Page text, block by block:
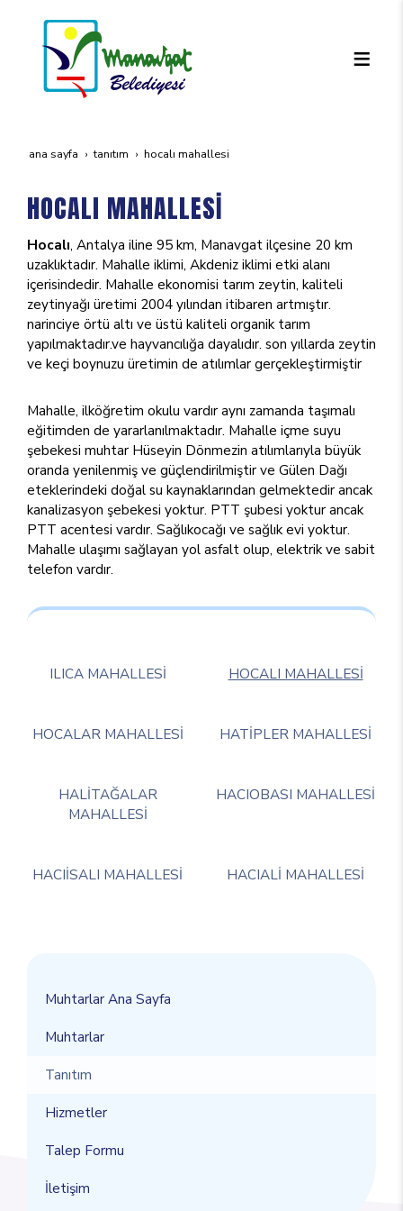
ana sayfa tanıtım hocali mahallesi̇
HOCALI MAHALLESİ
Hocalı, Antalya iline 95 km, Manavgat ilçesine 20 km
uzaklıktadır. Mahalle iklimi, Akdeniz iklimi etki alanı
içerisindedir. Mahalle ekonomisi tarım zeytin, kaliteli
zeytinyağı üretimi 2004 yılından itibaren artmıştır.
narinciye örtü altı ve üstü kaliteli organik tarım
yapılmaktadır.ve hayvancılığa dayalıdır. son yıllarda zeytin
ve keçi boynuzu üretimin de atılımlar gerçekleştirmiştir
Mahalle, ilköğretim okulu vardır aynı zamanda taşımalı
eğitimden de yararlanılmaktadır. Mahalle içme suyu
şebekesi muhtar Hüseyin Dönmezin atılımlarıyla büyük
oranda yenilenmiş ve güçlendirilmiştir ve Gülen Dağı
eteklerindeki doğal su kaynaklarından gelmektedir ancak
kanalizasyon şebekesi yoktur. PTT şubesi yoktur ancak
PTT acentesi vardır. Sağlıkocağı ve sağlık evi yoktur.
Mahalle ulaşımı sağlayan yol asfalt olup, elektrik ve sabit
telefon vardır.
ILICA MAHALLESİ HOCALI MAHALLESİ
HOCALAR MAHALLESİ HATİPLER MAHALLESİ
HALİTAĞALAR
MAHALLESİ
HACIOBASI MAHALLESİ
HACIİSALI MAHALLESİ HACIALİ MAHALLESİ
Muhtarlar Ana Sayfa
Muhtarlar
Tanıtım
Hizmetler
Talep Formu
İletişim